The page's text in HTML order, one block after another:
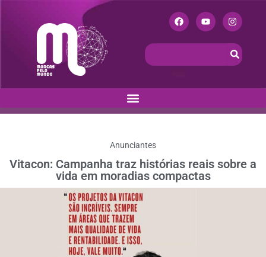
Anunciantes
Vitacon: Campanha traz histórias reais sobre a
vida em moradias compactas